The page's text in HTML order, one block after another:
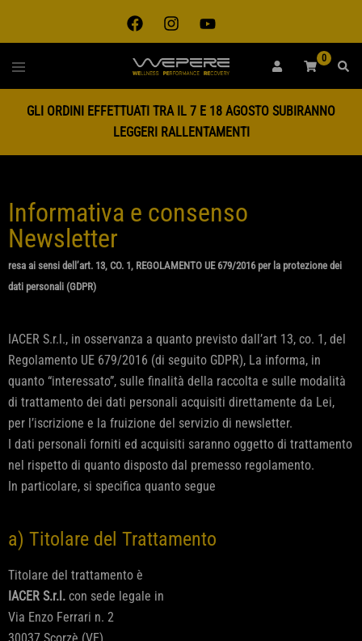
0
GLI ORDINI EFFETTUATI TRA IL 7 E 18 AGOSTO SUBIRANNO
LEGGERI RALLENTAMENTI
Informativa e consenso
Newsletter
resa ai sensi dell’art. 13, CO. 1, REGOLAMENTO UE 679/2016 per la protezione dei
dati personali (GDPR)
IACER S.r.l., in osservanza a quanto previsto dall’art 13, co. 1, del
Regolamento UE 679/2016 (di seguito GDPR), La informa, in
quanto “interessato”, sulle finalità della raccolta e sulle modalità
di trattamento dei dati personali acquisiti direttamente da Lei,
per l’iscrizione e la fruizione del servizio di newsletter.
I dati personali forniti ed acquisiti saranno oggetto di trattamento
nel rispetto di quanto disposto dal premesso regolamento.
In particolare, si specifica quanto segue
a) Titolare del Trattamento
Titolare del trattamento è
IACER S.r.l. con sede legale in
Via Enzo Ferrari n. 2